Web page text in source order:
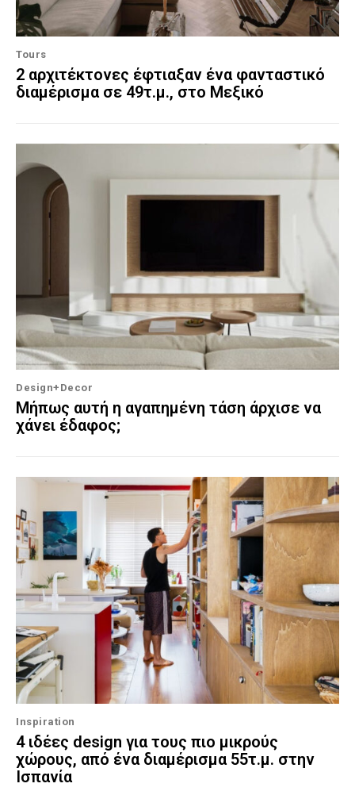
Tours
2 αρχιτέκτονες έφτιαξαν ένα φανταστικό
διαμέρισμα σε 49τ.μ., στο Μεξικό
Design+Decor
Μήπως αυτή η αγαπημένη τάση άρχισε να
χάνει έδαφος;
Inspiration
4 ιδέες design για τους πιο μικρούς
χώρους, από ένα διαμέρισμα 55τ.μ. στην
Ισπανία